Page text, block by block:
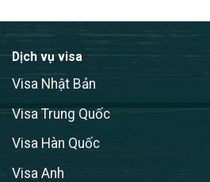
Dịch vụ visa
Visa Nhật Bản
Visa Trung Quốc
Visa Hàn Quốc
Visa Anh